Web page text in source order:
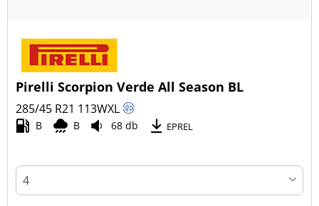
Pirelli Scorpion Verde All Season BL
285/45 R21 113WXL
B B 68 db EPREL